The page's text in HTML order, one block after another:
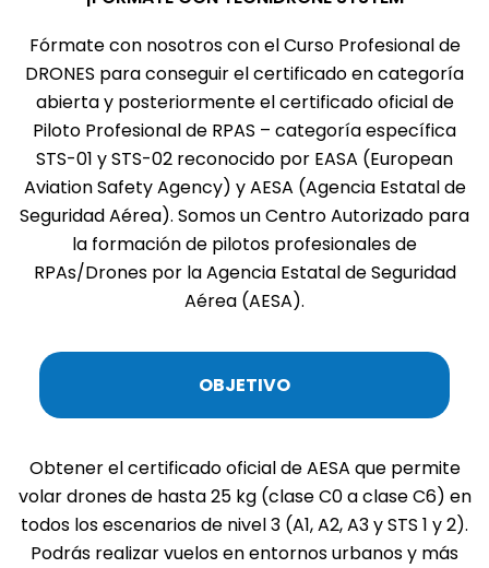
Fórmate con nosotros con el Curso Profesional de
DRONES para conseguir el certificado en categoría
abierta y posteriormente el certificado oficial de
Piloto Profesional de RPAS – categoría específica
STS-01 y STS-02 reconocido por EASA (European
Aviation Safety Agency) y AESA (Agencia Estatal de
Seguridad Aérea). Somos un Centro Autorizado para
la formación de pilotos profesionales de
RPAs/Drones por la Agencia Estatal de Seguridad
Aérea (AESA).
OBJETIVO
Obtener el certificado oficial de AESA que permite
volar drones de hasta 25 kg (clase C0 a clase C6) en
todos los escenarios de nivel 3 (A1, A2, A3 y STS 1 y 2).
Podrás realizar vuelos en entornos urbanos y más